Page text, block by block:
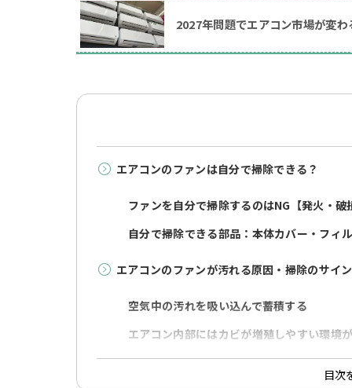
2027年問題でエアコン市場が変
エアコンのファンは自分で掃除できる？
ファンを自分で掃除するのはNG【発火・破
自分で掃除できる部品：本体カバー・フィ
エアコンのファンが汚れる原因・掃除のサイン
空気中の汚れを吸い込んで蓄積する
エアコン内部にはカビが増殖しやすい環境
汚れやカビの蓄積を見分ける確認ポイント
目次